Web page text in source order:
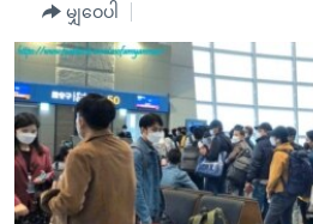
ကျော်
ကြည့်
ရန်
ပင်မ
အ
အစ္စရေး-ပါလက်စတိုင်း
အင်္ဂလိပ်စာလေ့လာမယ်
အမေရိကန်သုံးအီဒီယံ
မကြေးမုံရဲ့ အင်္ဂလိပ်စာ
ရုပ်ရှင်ထဲက အင်္ဂလိပ်စာ
သုတပဒေသာ အင်္ဂလိပ်စာ
အပတ်စဉ်ကဏ္ဍများ
ရေဒီယို
တီဗွီ
ရေဒီယိုနှင့်ရုပ်သံ အချက်အလက်များ
ရေဒီယို/တီဗွီအစီအစဉ်
မျှဝေပါ